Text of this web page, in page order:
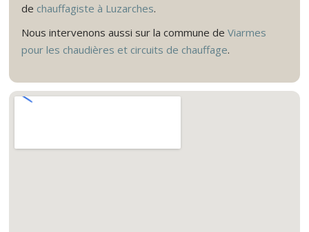
de chauffagiste à Luzarches.
Nous intervenons aussi sur la commune de Viarmes
pour les chaudières et circuits de chauffage.